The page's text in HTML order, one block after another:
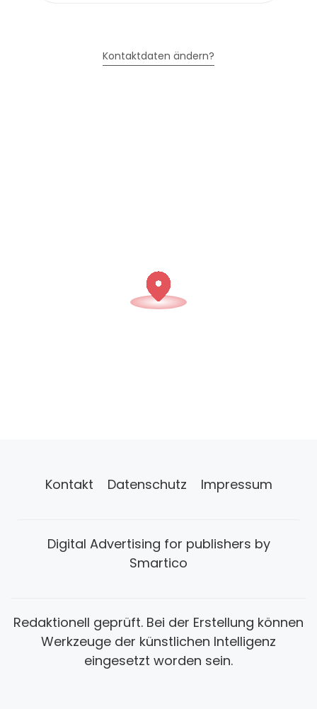
Kontaktdaten ändern?
Kontakt Datenschutz Impressum
Digital Advertising for publishers by
Smartico
Redaktionell geprüft. Bei der Erstellung können
Werkzeuge der künstlichen Intelligenz
eingesetzt worden sein.